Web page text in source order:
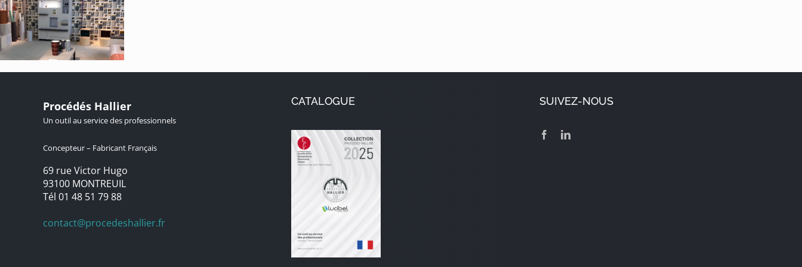
Procédés Hallier
Un outil au service des professionnels
Concepteur – Fabricant Français
69 rue Victor Hugo
93100 MONTREUIL
Tél 01 48 51 79 88
contact@procedeshallier.fr
CATALOGUE SUIVEZ-NOUS